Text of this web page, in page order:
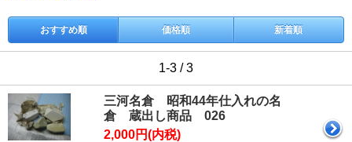
おすすめ順 価格順 新着順
1-3 / 3
三河名倉 昭和44年仕入れの名
倉 蔵出し商品 026
2,000円(内税)